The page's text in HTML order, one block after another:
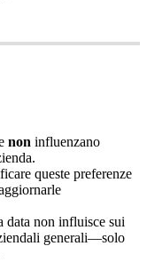
non influenzano
.
queste preferenze
data non influisce sui
generali—solo